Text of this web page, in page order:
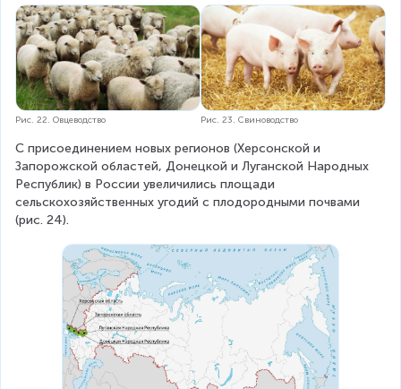
Рис. 22. Овцеводство Рис. 23. Свиноводство
С присоединением новых регионов (Херсонской и
Запорожской областей, Донецкой и Луганской Народных
Республик) в России увеличились площади
сельскохозяйственных угодий с плодородными почвами
(рис. 24).